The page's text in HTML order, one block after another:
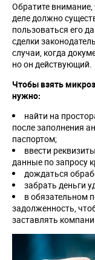
Обратите
деле должно
пользоваться его
сделки
случаи, когда
но он действующий.
Чтобы взять
нужно:
найти на
после заполнения
паспортом;
ввести
данные по запросу
дождаться
забрать деньги
в обязательном
задолженность,
заставлять